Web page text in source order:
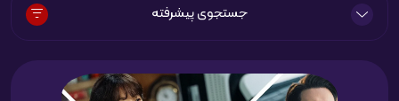
جستجوی پیشرفته